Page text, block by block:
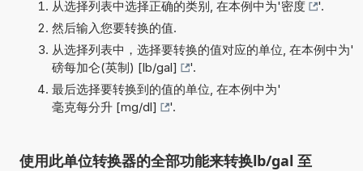
从选择列表中选择正确的类别, 在本例中为'密度
'.
然后输入您要转换的值.
从选择列表中，选择要转换的值对应的单位, 在本例中为'
磅每加仑(英制) [lb/gal]
'.
最后选择要转换到的值的单位, 在本例中为'
毫克每分升 [mg/dl]
'.
使用此单位转换器的全部功能来转换lb/gal 至